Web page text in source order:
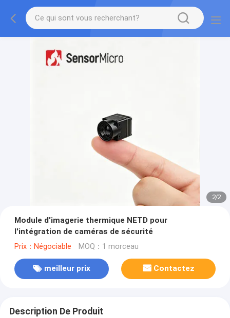
2/2
Module d'imagerie thermique NETD pour
l'intégration de caméras de sécurité
Prix：Négociable MOQ：1 morceau
meilleur prix Contactez
Description De Produit